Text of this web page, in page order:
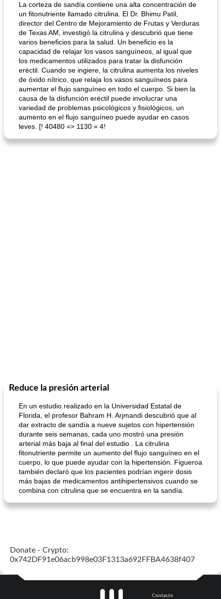
sopa de lentejas negras del chef john
La corteza de sandía contiene una alta concentración de
un fitonutriente llamado citrulina. El Dr. Bhimu Patil,
director del Centro de Mejoramiento de Frutas y Verduras
de Texas AM, investigó la citrulina y descubrió que tiene
varios beneficios para la salud. Un beneficio es la
capacidad de relajar los vasos sanguíneos, al igual que
los medicamentos utilizados para tratar la disfunción
eréctil. Cuando se ingiere, la citrulina aumenta los niveles
de óxido nítrico, que relaja los vasos sanguíneos para
aumentar el flujo sanguíneo en todo el cuerpo. Si bien la
causa de la disfunción eréctil puede involucrar una
variedad de problemas psicológicos y fisiológicos, un
aumento en el flujo sanguíneo puede ayudar en casos
leves. [! 40480 => 1130 = 4!
Reduce la presión arterial
En un estudio realizado en la Universidad Estatal de
Florida, el profesor Bahram H. Arjmandi descubrió que al
dar extracto de sandía a nueve sujetos con hipertensión
durante seis semanas, cada uno mostró una presión
arterial más baja al final del estudio . La citrulina
fitonutriente permite un aumento del flujo sanguíneo en el
cuerpo, lo que puede ayudar con la hipertensión. Figueroa
también declaró que los pacientes podrían ingerir dosis
más bajas de medicamentos antihipertensivos cuando se
combina con citrulina que se encuentra en la sandía.
Donate - Crypto:
0x742DF91e06acb998e03F1313a692FFBA4638f407
Contacto